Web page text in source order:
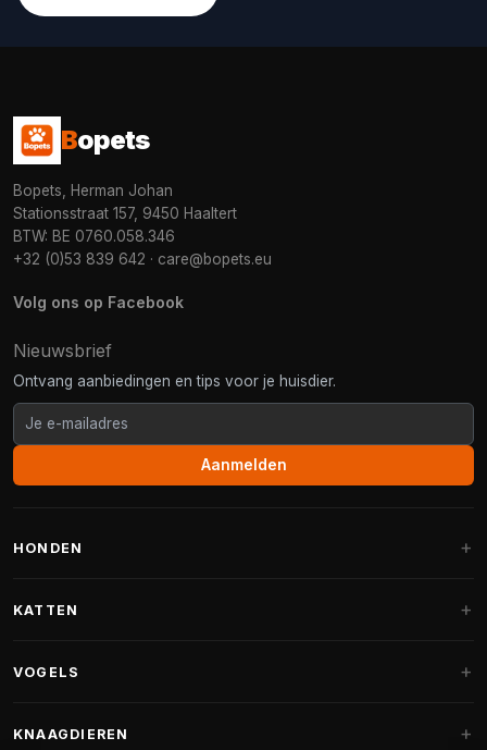
Bopets
Bopets, Herman Johan
Stationsstraat 157, 9450 Haaltert
BTW: BE 0760.058.346
+32 (0)53 839 642 · care@bopets.eu
Volg ons op Facebook
Nieuwsbrief
Ontvang aanbiedingen en tips voor je huisdier.
Aanmelden
HONDEN
Fantail hondenmanden
KATTEN
Krabpalen voor Maine Coon
VOGELS
KNAAGDIEREN